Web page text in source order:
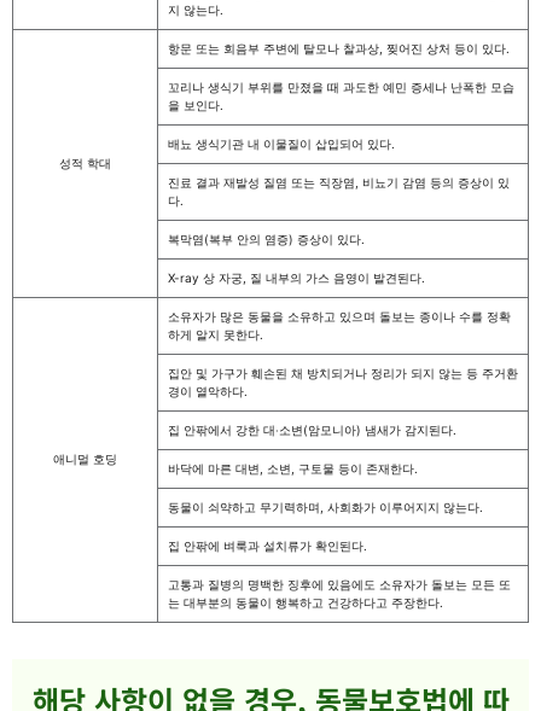
지 않는다.
성적 학대
항문 또는 회음부 주변에 탈모나 찰과상, 찢어진 상처 등이 있다.
꼬리나 생식기 부위를 만졌을 때 과도한 예민 증세나 난폭한 모습
을 보인다.
배뇨 생식기관 내 이물질이 삽입되어 있다.
진료 결과 재발성 질염 또는 직장염, 비뇨기 감염 등의 증상이 있
다.
복막염(복부 안의 염증) 증상이 있다.
X-ray 상 자궁, 질 내부의 가스 음영이 발견된다.
애니멀 호딩
소유자가 많은 동물을 소유하고 있으며 돌보는 종이나 수를 정확
하게 알지 못한다.
집안 및 가구가 훼손된 채 방치되거나 정리가 되지 않는 등 주거환
경이 열악하다.
집 안팎에서 강한 대‧소변(암모니아) 냄새가 감지된다.
바닥에 마른 대변, 소변, 구토물 등이 존재한다.
동물이 쇠약하고 무기력하며, 사회화가 이루어지지 않는다.
집 안팎에 벼룩과 설치류가 확인된다.
고통과 질병의 명백한 징후에 있음에도 소유자가 돌보는 모든 또
는 대부분의 동물이 행복하고 건강하다고 주장한다.
해당 사항이 없을 경우, 동물보호법에 따